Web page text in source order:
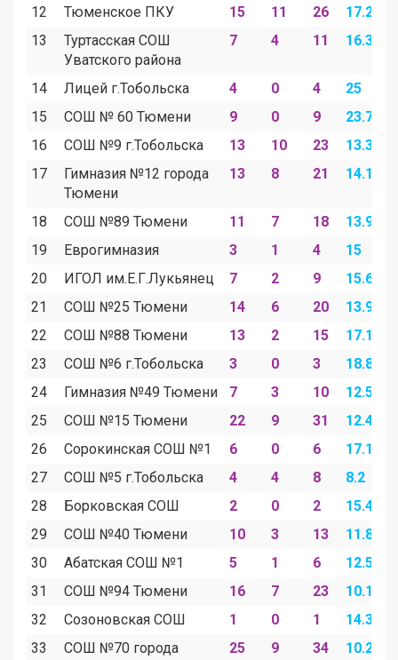
12 Тюменское ПКУ 15 11 26 17.2
13
Туртасская СОШ
Уватского района
7 4 11 16.3
14 Лицей г.Тобольска 4 0 4 25
15
СОШ № 60 Тюмени 9 0 9 23.7
16
СОШ №9 г.Тобольска 13 10 23 13.3
17
Гимназия №12 города
Тюмени
13 8 21 14.1
18 СОШ №89 Тюмени 11 7 18 13.9
19
Еврогимназия 3 1 4 15
20
ИГОЛ им.Е.Г.Лукьянец 7 2 9 15.6
21
СОШ №25 Тюмени 14 6 20 13.9
22
СОШ №88 Тюмени 13 2 15 17.1
23
СОШ №6 г.Тобольска 3 0 3 18.8
24
Гимназия №49 Тюмени 7 3 10 12.5
25
СОШ №15 Тюмени 22 9 31 12.4
26
Сорокинская СОШ №1 6 0 6 17.1
27
СОШ №5 г.Тобольска 4 4 8 8.2
28
Борковская СОШ 2 0 2 15.4
29
СОШ №40 Тюмени 10 3 13 11.8
30
Абатская СОШ №1 5 1 6 12.5
31
СОШ №94 Тюмени 16 7 23 10.1
32
Созоновская СОШ 1 0 1 14.3
33
СОШ №70 города
25 9 34 10.2